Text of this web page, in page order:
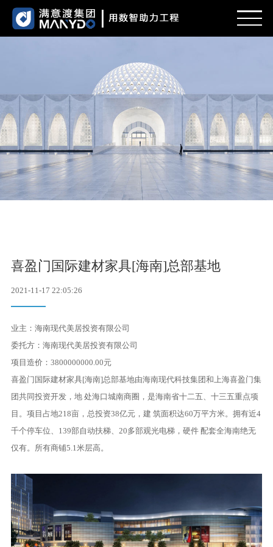
新闻
服务范围
项目案例
联系我们
喜盈门国际建材家具[海南]总部基地
2021-11-17 22:05:26
业主：海南现代美居投资有限公司
委托方：海南现代美居投资有限公司
项目造价：3800000000.00元
喜盈门国际建材家具[海南]总部基地由海南现代科技集团和上海喜盈门集
团共同投资开发，地 处海口城南商圈，是海南省十二五、十三五重点项
目。项目占地218亩，总投资38亿元，建 筑面积达60万平方米。拥有近4
千个停车位、139部自动扶梯、20多部观光电梯，硬件 配套全海南绝无
仅有。所有商铺5.1米层高。